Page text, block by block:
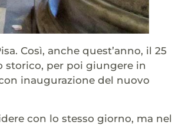
Così, anche quest’anno, il 25
storico, per poi giungere in
inaugurazione del nuovo
con lo stesso giorno, ma nel